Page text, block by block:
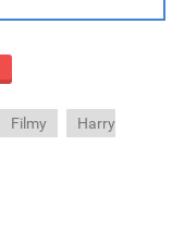
Filmy
Harry